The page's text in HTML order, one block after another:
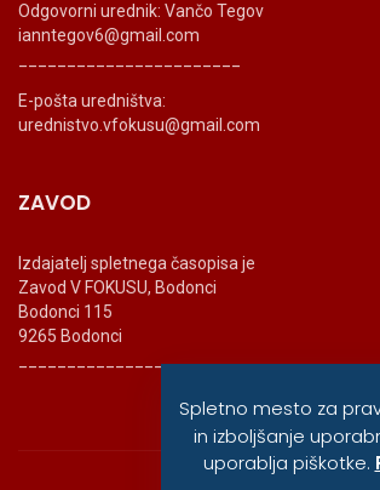
Odgovorni urednik: Vančo Tegov
ianntegov6@gmail.com
E-pošta uredništva:
urednistvo.vfokusu@gmail.com
ZAVOD
Izdajatelj spletnega časopisa je
Zavod V FOKUSU, Bodonci
Bodonci 115
9265 Bodonci
_______________________
Spletno mesto za
in izboljšanje
uporablja piškotke.